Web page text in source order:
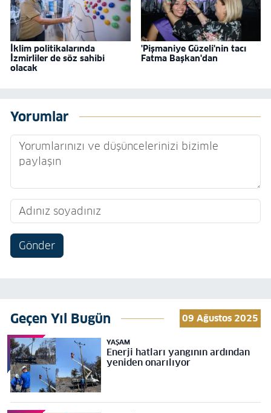
İklim politikalarında
İzmirliler de söz sahibi
olacak
'Pişmaniye Güzeli'nin tacı
Fatma Başkan'dan
Yorumlar
Gönder
Geçen Yıl Bugün 09 Ağustos 2025
YAŞAM
Enerji hatları yangının ardından
yeniden onarılıyor